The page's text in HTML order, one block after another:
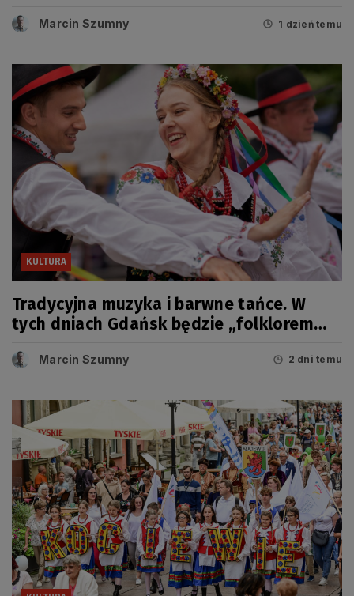
Marcin Szumny 1 dzień temu
KULTURA
Tradycyjna muzyka i barwne tańce. W
tych dniach Gdańsk będzie „folklorem
Marcin Szumny 2 dni temu